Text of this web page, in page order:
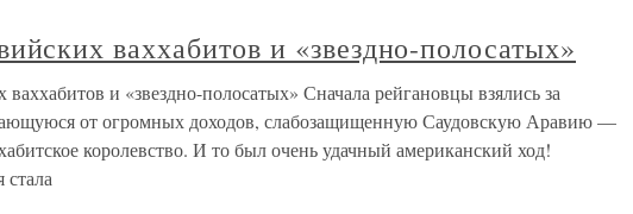
ваххабитов и «звездно-полосатых»
ваххабитов и «звездно-полосатых» Сначала рейгановцы взялись за
от огромных доходов, слабозащищенную Саудовскую Аравию —
королевство. И то был очень удачный американский ход!
стала